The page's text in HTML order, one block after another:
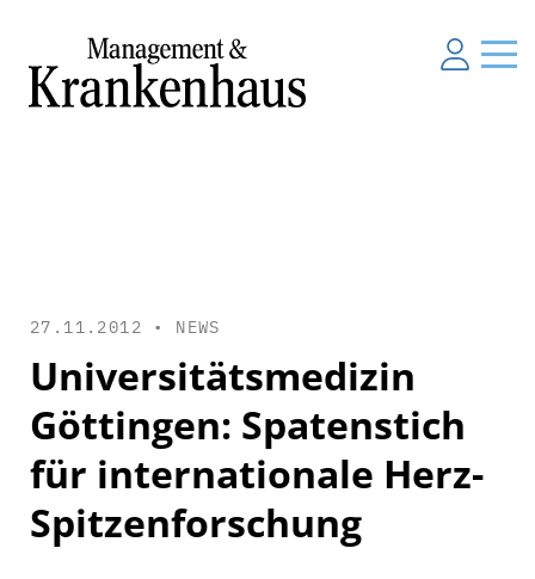
27.11.2012 • NEWS
Universitätsmedizin
Göttingen: Spatenstich
für internationale Herz-
Spitzenforschung